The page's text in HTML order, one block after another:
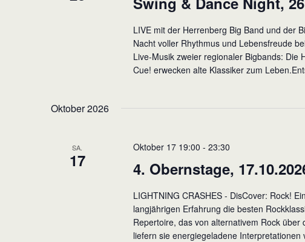
LIVE mit der Herrenberg Big Band und der
Nacht voller Rhythmus und Lebensfreude
Live-Musik zweier regionaler Bigbands: Die
Cue! erwecken alte Klassiker zum
Oktober 2026
SA.
17 4. Obernstage,
Oktober 17 19:00 - 23:30
LIGHTNING CRASHES - DisCover: Rock!
langjährigen Erfahrung die besten
Repertoire, das von alternativem Rock
liefern sie energiegeladene